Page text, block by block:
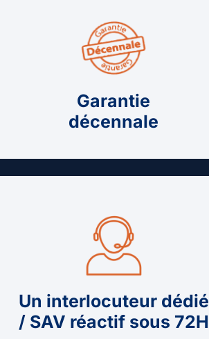
Garantie
décennale
Un interlocuteur dédié
/ SAV réactif sous 72H